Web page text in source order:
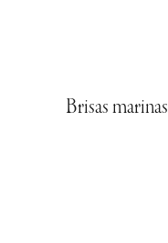
Brisas marinas